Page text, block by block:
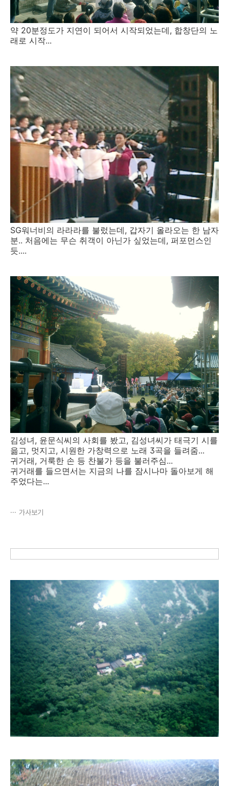
약 20분정도가 지연이 되어서 시작되었는데, 합창단의 노
래로 시작...
SG워너비의 라라라를 불렀는데, 갑자기 올라오는 한 남자
분.. 처음에는 무슨 취객이 아닌가 싶었는데, 퍼포먼스인
듯....
김성녀, 윤문식씨의 사회를 봤고, 김성녀씨가 태극기 시를
읆고, 멋지고, 시원한 가창력으로 노래 3곡을 들려줌...
귀거래, 거룩한 손 등 찬불가 등을 불러주심...
귀거래를 들으면서는 지금의 나를 잠시나마 돌아보게 해
주었다는...
가사보기